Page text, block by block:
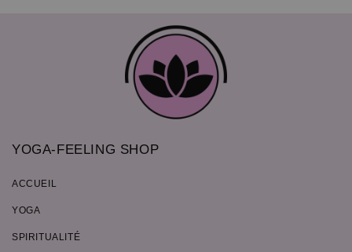
YOGA-FEELING SHOP
ACCUEIL
YOGA
SPIRITUALITÉ